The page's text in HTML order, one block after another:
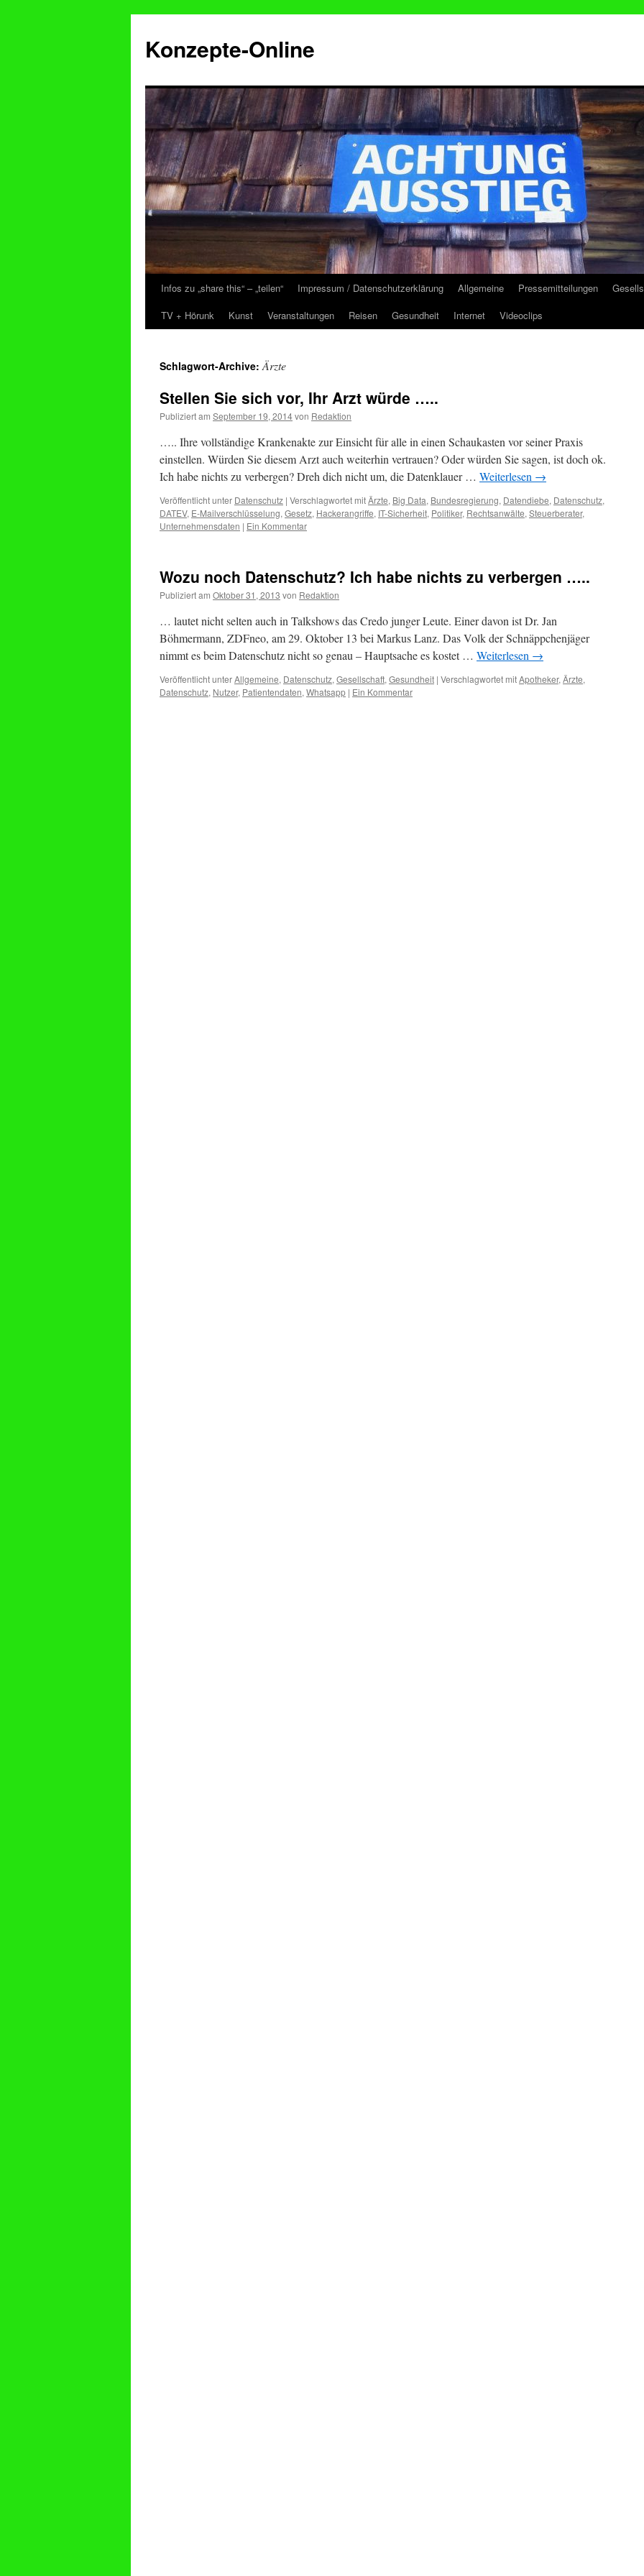
Konzepte-Online
Zum
Inhalt
Infos zu „share this“ – „teilen“ Impressum / Datenschutzerklärung Allgemeine Pressemitteilungen
TV + Hörunk
Kunst Veranstaltungen Reisen Gesundheit Internet Videoclips
Schlagwort-Archive:Ärzte
Stellen Sie sich vor, Ihr Arzt würde …..
Publiziert am September 19, 2014von Redaktion
….. Ihre vollständige Krankenakte zur Einsicht für alle in einen Schaukasten vor seiner Praxis
einstellen. Würden Sie diesem Arzt auch weiterhin vertrauen? Oder würden Sie sagen, ist doch ok.
Ich habe nichts zu verbergen? Dreh dich nicht um, die Datenklauer … Weiterlesen →
Veröffentlicht unter Datenschutz | Verschlagwortet mitÄrzte, Big Data, Bundesregierung, Datendiebe, Datenschutz,
DATEV, E-Mailverschlüsselung, Gesetz, Hackerangriffe, IT-Sicherheit, Politiker, Rechtsanwälte, Steuerberater,
Unternehmensdaten | Ein Kommentar
Wozu noch Datenschutz? Ich habe nichts zu verbergen …..
Publiziert am Oktober 31, 2013 von Redaktion
… lautet nicht selten auch in Talkshows das Credo junger Leute. Einer davon ist Dr. Jan
Böhmermann, ZDFneo, am 29. Oktober 13 bei Markus Lanz. Das Volk der Schnäppchenjäger
nimmt es beim Datenschutz nicht so genau – Hauptsache es kostet … Weiterlesen →
Veröffentlicht unterAllgemeine, Datenschutz, Gesellschaft, Gesundheit | Verschlagwortet mitApotheker, Ärzte,
Datenschutz, Nutzer, Patientendaten, Whatsapp | Ein Kommentar